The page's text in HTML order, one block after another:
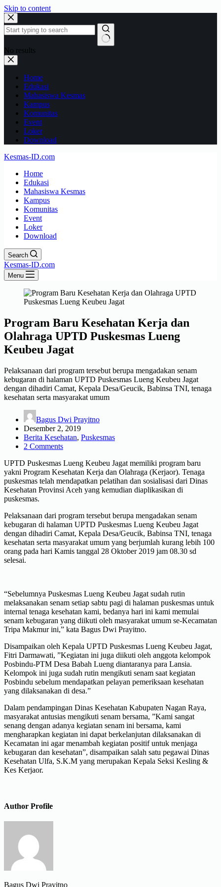
Skip to content
No results
Home
Edukasi
Mahasiswa Kesmas
Kampus
Komunitas
Event
Loker
Download
Kesmas-ID.com
Home
Edukasi
Mahasiswa Kesmas
Kampus
Komunitas
Event
Loker
Download
Search
Kesmas-ID.com
Menu
Program Baru Kesehatan Kerja dan
Olahraga UPTD Puskesmas Lueng
Keubeu Jagat
Pelaksanaan dari program tersebut berupa mengadakan senam
kebugaran di halaman UPTD Puskesmas Lueng Keubeu Jagat
dengan dihadiri Camat, Kepala Desa/Geucik, Babinsa TNI, tenaga
kesehatan serta masyarakat umum
Bagus Dwi Prayitno
Desember 2, 2019
Berita Kesehatan, Puskesmas
2 Comments
UPTD Puskesmas Lueng Keubeu Jagat memiliki program baru
yakni Program Kesehatan Kerja dan Olahraga (Kerjaor). Tenaga
puskesmas telah mendapatkan pelatihan dan sosialisasi dari Dinas
Kesehatan Provinsi Aceh yang kemudian diaplikasikan di
puskesmas.
Pelaksanaan dari program tersebut berupa mengadakan senam
kebugaran di halaman UPTD Puskesmas Lueng Keubeu Jagat
dengan dihadiri Camat, Kepala Desa/Geucik, Babinsa TNI, tenaga
kesehatan serta masyarakat umum yang berjumlah kurang lebih 100
orang pada hari Kamis tanggal 28 Oktober 2019 jam 08.30 sd
selesai.
“Sebelumnya Puskesmas Lueng Keubeu Jagat sudah rutin
melaksanakan senam setiap sabtu pagi di halaman puskesmas untuk
internal tenaga kesehatan kami, bedanya hari ini kami memulai
senam kebugaran yang diikuti oleh masyarakat umum se-Kecamatan
Tripa Makmur ini,” kata Bagus Dwi Prayitno.
Disampaikan oleh Kepala UPTD Puskesmas Lueng Keubeu Jagat,
Fitri Darmawati, ”Kegiatan ini juga diikuti oleh anggota kelompok
Posbindu-PTM Desa Babah Lueng diantaranya para Lansia.
Kelompok ini juga sudah rutin mengikuti senam saat kegiatan
Posbindu sebelum mendapatkan pelayan pemeriksaan kesehatan
yang dilaksanakan di desa.”
Dalam pendampingan Dinas Kesehatan Kabupaten Nagan Raya,
masyarakat antusias mengikuti senam bersama, ”Kami sangat
senang dengan adanya kegiatan senam ini bersama, kami
mengharapkan kegiatan ini dapat berkelanjutan dilaksanakan di
Kecamatan ini agar menambah kegiatan positif untuk menjaga
kebugaran dan kesehatan”, disampaikan salah satu pegawai Dinas
Kesehatan Ulfa, S.K.M yang merupakan Kepala Seksi Kesling &
Kes Kerjaor.
Author Profile
Bagus Dwi Prayitno